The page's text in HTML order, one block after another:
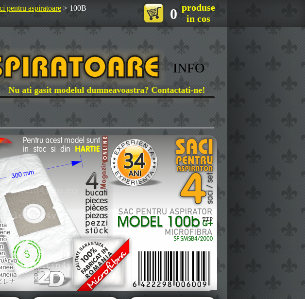
pentru aspiratoare> 100B 0 produse
in cos
INFO
ati gasit modelul dumneavoastra? Contactati-ne!